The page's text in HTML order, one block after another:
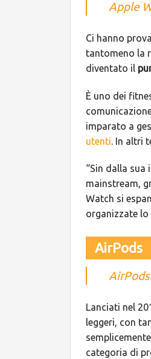
Apple
Ci hanno
tantomeno la
diventato il
È uno dei
imparato a
utenti . In altri
“Sin dalla
mainstream,
Watch si
organizzate
AirPods
Lanciati nel
leggeri, con
categoria di